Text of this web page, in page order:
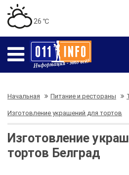
26 ℃
Начальная Питание и рестораны
Изготовление украшений для тортов
Изготовление
тортов Белград